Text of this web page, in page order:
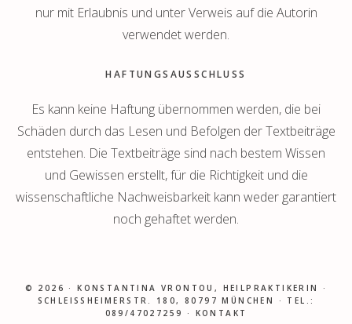
nur mit Erlaubnis und unter Verweis auf die Autorin
verwendet werden.
HAFTUNGSAUSSCHLUSS
Es kann keine Haftung übernommen werden, die bei
Schäden durch das Lesen und Befolgen der Textbeiträge
entstehen. Die Textbeiträge sind nach bestem Wissen
und Gewissen erstellt, für die Richtigkeit und die
wissenschaftliche Nachweisbarkeit kann weder garantiert
noch gehaftet werden.
© 2026 ·KONSTANTINA VRONTOU, HEILPRAKTIKERIN
·
SCHLEISSHEIMERSTR. 180, 80797 MÜNCHEN · TEL.: 0
89/47027259 ·
KONTAKT